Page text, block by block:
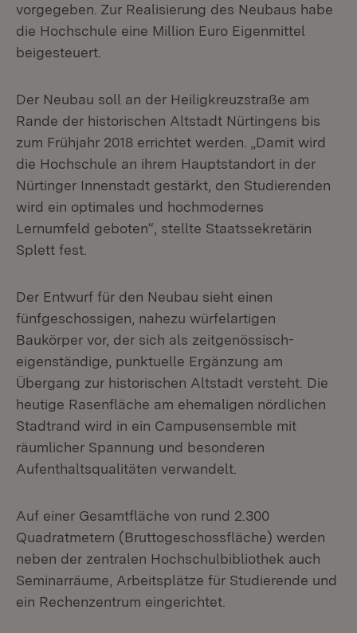
vorgegeben. Zur Realisierung des Neubaus habe
die Hochschule eine Million Euro Eigenmittel
beigesteuert.
Der Neubau soll an der Heiligkreuzstraße am
Rande der historischen Altstadt Nürtingens bis
zum Frühjahr 2018 errichtet werden. „Damit wird
die Hochschule an ihrem Hauptstandort in der
Nürtinger Innenstadt gestärkt, den Studierenden
wird ein optimales und hochmodernes
Lernumfeld geboten“, stellte Staatssekretärin
Splett fest.
Der Entwurf für den Neubau sieht einen
fünfgeschossigen, nahezu würfelartigen
Baukörper vor, der sich als zeitgenössisch-
eigenständige, punktuelle Ergänzung am
Übergang zur historischen Altstadt versteht. Die
heutige Rasenfläche am ehemaligen nördlichen
Stadtrand wird in ein Campusensemble mit
räumlicher Spannung und besonderen
Aufenthaltsqualitäten verwandelt.
Auf einer Gesamtfläche von rund 2.300
Quadratmetern (Bruttogeschossfläche) werden
neben der zentralen Hochschulbibliothek auch
Seminarräume, Arbeitsplätze für Studierende und
ein Rechenzentrum eingerichtet.